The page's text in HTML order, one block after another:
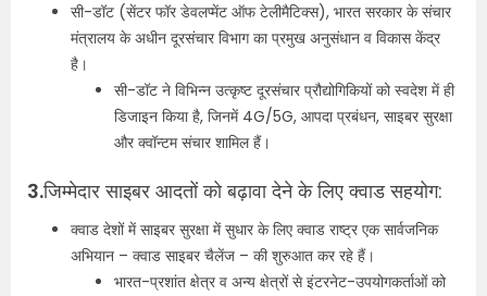
सी-डॉट (सेंटर फॉर डेवलप्मेंट ऑफ टेलीमैटिक्स), भारत सरकार के संचार
मंत्रालय के अधीन दूरसंचार विभाग का प्रमुख अनुसंधान व विकास केंद्र
है।
सी-डॉट ने विभिन्न उत्कृष्ट दूरसंचार प्रौद्योगिकियों को स्वदेश में ही
डिजाइन किया है, जिनमें 4G/5G, आपदा प्रबंधन, साइबर सुरक्षा
और क्वॉन्टम संचार शामिल हैं।
3.जिम्मेदार साइबर आदतों को बढ़ावा देने के लिए क्वाड सहयोग:
क्वाड देशों में साइबर सुरक्षा में सुधार के लिए क्वाड राष्ट्र एक सार्वजनिक
अभियान – क्वाड साइबर चैलेंज – की शुरुआत कर रहे हैं।
भारत-प्रशांत क्षेत्र व अन्य क्षेत्रों से इंटरनेट-उपयोगकर्ताओं को